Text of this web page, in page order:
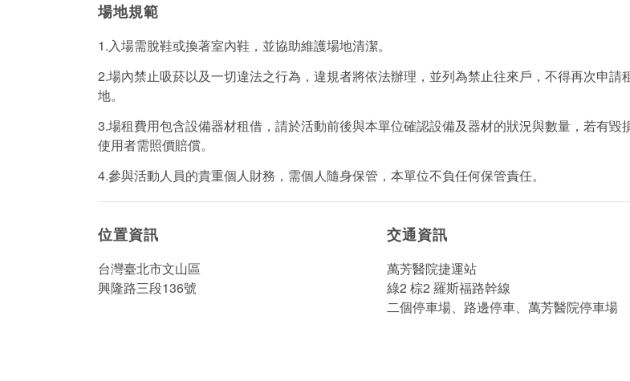
場地規範
1.入場需脫鞋或換著室內鞋，並協助維護場地清潔。
2.場內禁止吸菸以及一切違法之行為，違規者將依法辦理，並列為禁止往來戶，不得再次申請
地。
3.場租費用包含設備器材租借，請於活動前後與本單位確認設備及器材的狀況與數量，若有毀
使用者需照價賠償。
4.參與活動人員的貴重個人財務，需個人隨身保管，本單位不負任何保管責任。
位置資訊
台灣臺北市文山區
興隆路三段136號
交通資訊
萬芳醫院捷運站
綠2 棕2 羅斯福路幹線
二個停車場、路邊停車、萬芳醫院停車場